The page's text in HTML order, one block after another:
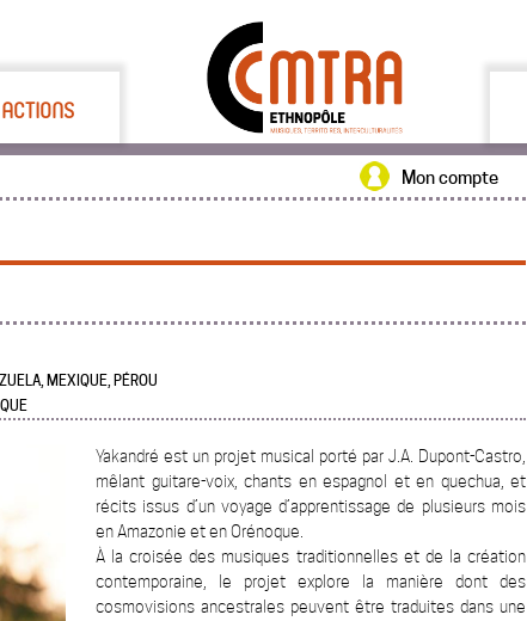
Mon compte
MEXIQUE, PÉROU
Yakandré est un projet musical porté par J.A. Dupont-Castro,
mêlant guitare-voix, chants en espagnol et en quechua, et
récits issus d’un voyage d’apprentissage de plusieurs mois
en Amazonie et en Orénoque.
À la croisée des musiques traditionnelles et de la création
contemporaine, le projet explore la manière dont des
cosmovisions ancestrales peuvent être traduites dans une